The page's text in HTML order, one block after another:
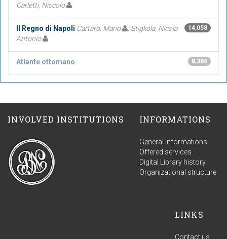
Carletti, Niccolo
14,058
Il Regno di Napoli Cartaro, Mario
; Stigliola, Nicola
Antonio
8,386
Atlante ottomano
INVOLVED INSTITUTIONS INFORMATIONS
General informations
Offered services
Digital Library history
Organizational structure
LINKS
Contact us